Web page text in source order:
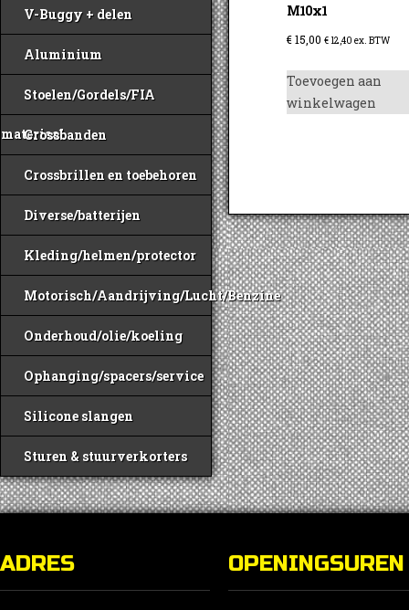
V-Buggy + delen
Aluminium
Stoelen/Gordels/FIA
materiaal
Crossbanden
Crossbrillen en toebehoren
Diverse/batterijen
Kleding/helmen/protector
Motorisch/Aandrijving/Lucht/Benzine
Onderhoud/olie/koeling
Ophanging/spacers/service
Silicone slangen
Sturen & stuurverkorters
M10x1
€15,00 € 12,40 ex. BTW
Toevoegen aan
winkelwagen
ADRES OPENINGSUREN